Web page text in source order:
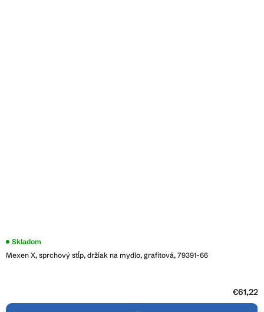
Mexen X, sprchový stĺp, držiak na mydlo, grafitová, 79391-66
Skladom
€61,22